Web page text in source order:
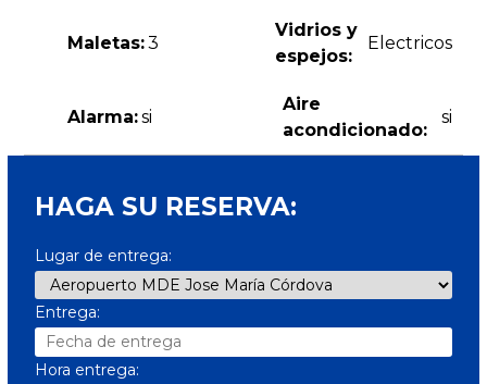
Maletas:3
Vidrios y
espejos:
Electricos
Alarma:si
Aire
acondicionado:
si
HAGA SU RESERVA:
Lugar de entrega:
Entrega:
Hora entrega: